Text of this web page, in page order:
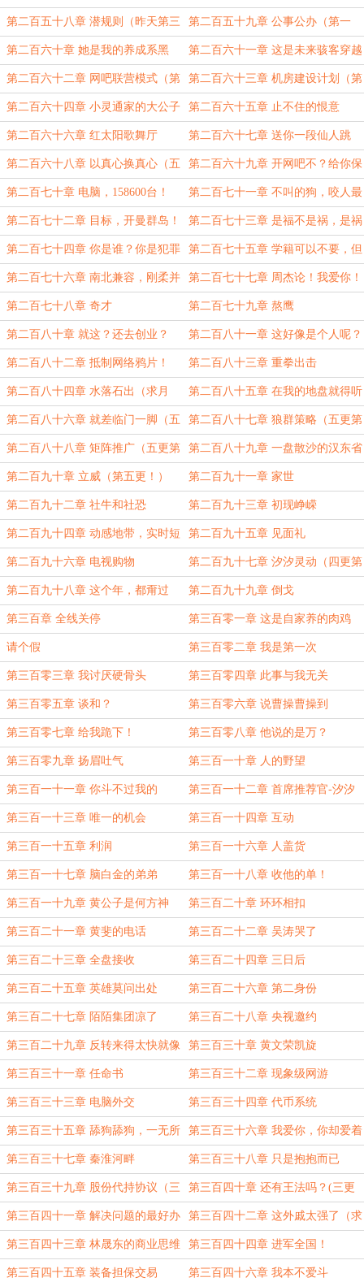
水澡（第一更！） 更！）
第二百五十八章 潜规则（昨天第三
更！）
第二百五十九章 公事公办（第一
更）
第二百六十章 她是我的养成系黑
客！
第二百六十一章 这是未来骇客穿越
了？（补昨天三更）
第二百六十二章 网吧联营模式（第
一更）
第二百六十三章 机房建设计划（第
二更）
第二百六十四章 小灵通家的大公子 第二百六十五章 止不住的恨意
第二百六十六章 红太阳歌舞厅 第二百六十七章 送你一段仙人跳
第二百六十八章 以真心换真心（五
更第一更！）
第二百六十九章 开网吧不？给你保
底！（第二更！）
第二百七十章 电脑，158600台！
（第三更）
第二百七十一章 不叫的狗，咬人最
凶。（第四更！）
第二百七十二章 目标，开曼群岛！ 第二百七十三章 是福不是祸，是祸
躲不过。
第二百七十四章 你是谁？你是犯罪
嫌疑人！
第二百七十五章 学籍可以不要，但
清白不能不要。
第二百七十六章 南北兼容，刚柔并
济。
第二百七十七章 周杰论！我爱你！
第二百七十八章 奇才 第二百七十九章 熬鹰
第二百八十章 就这？还去创业？ 第二百八十一章 这好像是个人呢？
第二百八十二章 抵制网络鸦片！ 第二百八十三章 重拳出击
第二百八十四章 水落石出（求月
票）
第二百八十五章 在我的地盘就得听
我嘚儿（求月票）
第二百八十六章 就差临门一脚（五
更第一更！）
第二百八十七章 狼群策略（五更第
二更！）
第二百八十八章 矩阵推广（五更第
三更！）
第二百八十九章 一盘散沙的汉东省
（五更第四更！）
第二百九十章 立威（第五更！） 第二百九十一章 家世
第二百九十二章 社牛和社恐 第二百九十三章 初现峥嵘
第二百九十四章 动感地带，实时短
信。
第二百九十五章 见面礼
第二百九十六章 电视购物 第二百九十七章 汐汐灵动（四更第
一更，求月票）
第二百九十八章 这个年，都甭过
了！
第二百九十九章 倒戈
第三百章 全线关停 第三百零一章 这是自家养的肉鸡
请个假 第三百零二章 我是第一次
第三百零三章 我讨厌硬骨头 第三百零四章 此事与我无关
第三百零五章 谈和？ 第三百零六章 说曹操曹操到
第三百零七章 给我跪下！ 第三百零八章 他说的是万？
第三百零九章 扬眉吐气 第三百一十章 人的野望
第三百一十一章 你斗不过我的 第三百一十二章 首席推荐官-汐汐
第三百一十三章 唯一的机会 第三百一十四章 互动
第三百一十五章 利润 第三百一十六章 人盖货
第三百一十七章 脑白金的弟弟 第三百一十八章 收他的单！
第三百一十九章 黄公子是何方神
圣？
第三百二十章 环环相扣
第三百二十一章 黄斐的电话 第三百二十二章 吴涛哭了
第三百二十三章 全盘接收 第三百二十四章 三日后
第三百二十五章 英雄莫问出处 第三百二十六章 第二身份
第三百二十七章 陌陌集团凉了 第三百二十八章 央视邀约
第三百二十九章 反转来得太快就像
龙卷风
第三百三十章 黄文荣凯旋
第三百三十一章 任命书 第三百三十二章 现象级网游
第三百三十三章 电脑外交 第三百三十四章 代币系统
第三百三十五章 舔狗舔狗，一无所
有！
第三百三十六章 我爱你，你却爱着
他。
第三百三十七章 秦淮河畔 第三百三十八章 只是抱抱而已
第三百三十九章 股份代持协议（三
更第一更！）
第三百四十章 还有王法吗？(三更
第二更！)
第三百四十一章 解决问题的最好办
法
第三百四十二章 这外戚太强了（求
月票）
第三百四十三章 林晟东的商业思维
（求月票）
第三百四十四章 进军全国！
第三百四十五章 装备担保交易 第三百四十六章 我本不爱斗